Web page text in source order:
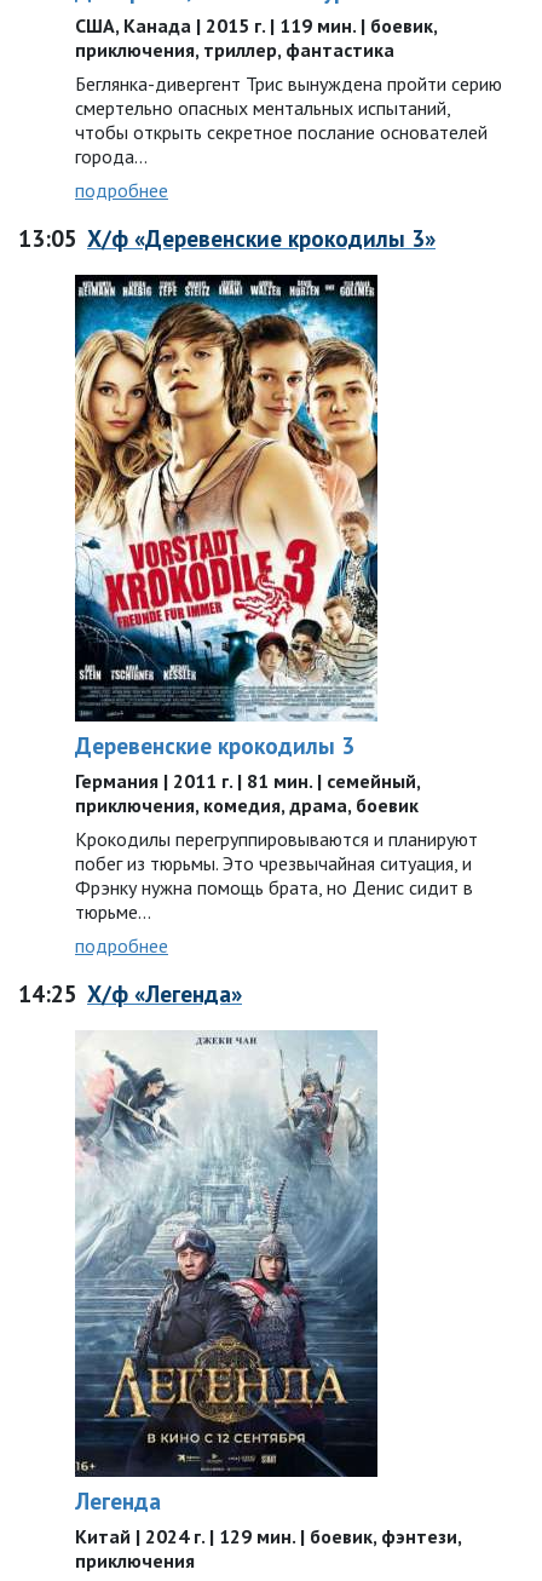
США, Канада | 2015 г. | 119 мин. | боевик,
приключения, триллер, фантастика
Беглянка-дивергент Трис вынуждена пройти серию
смертельно опасных ментальных испытаний,
чтобы открыть секретное послание основателей
города…
подробнее
13:05 Х/ф «Деревенские крокодилы 3»
Деревенские крокодилы 3
Германия | 2011 г. | 81 мин. | семейный,
приключения, комедия, драма, боевик
Крокодилы перегруппировываются и планируют
побег из тюрьмы. Это чрезвычайная ситуация, и
Фрэнку нужна помощь брата, но Денис сидит в
тюрьме…
подробнее
14:25 Х/ф «Легенда»
Легенда
Китай | 2024 г. | 129 мин. | боевик, фэнтези,
приключения